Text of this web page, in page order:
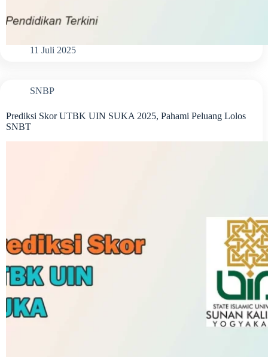
11 Juli 2025
SNBP
Prediksi Skor UTBK UIN SUKA 2025, Pahami Peluang Lolos
SNBT